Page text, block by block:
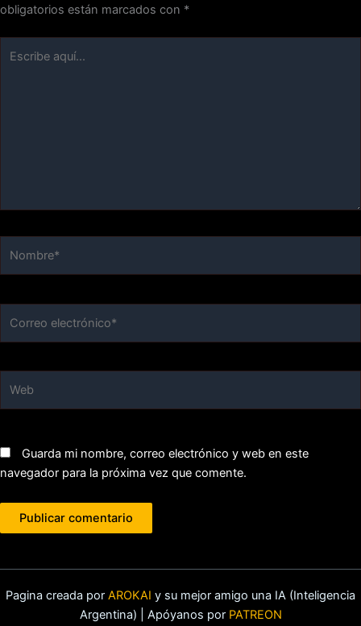
obligatorios están marcados con *
aquí...
electrónico*
Guarda mi nombre, correo electrónico y web en este
navegador para la próxima vez que comente.
Pagina creada por AROKAI y su mejor amigo una IA (Inteligencia
Argentina) | Apóyanos por PATREON